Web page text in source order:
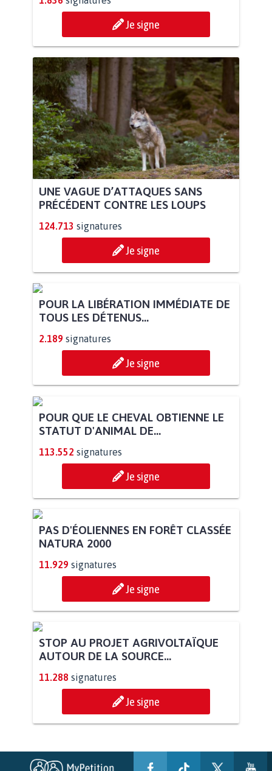
Je signe
UNE VAGUE D’ATTAQUES SANS
PRÉCÉDENT CONTRE LES LOUPS
124.713 signatures
Je signe
POUR LA LIBÉRATION IMMÉDIATE DE
TOUS LES DÉTENUS...
2.189 signatures
Je signe
POUR QUE LE CHEVAL OBTIENNE LE
STATUT D'ANIMAL DE...
113.552 signatures
Je signe
PAS D'ÉOLIENNES EN FORÊT CLASSÉE
NATURA 2000
11.929 signatures
Je signe
STOP AU PROJET AGRIVOLTAÏQUE
AUTOUR DE LA SOURCE...
11.288 signatures
Je signe